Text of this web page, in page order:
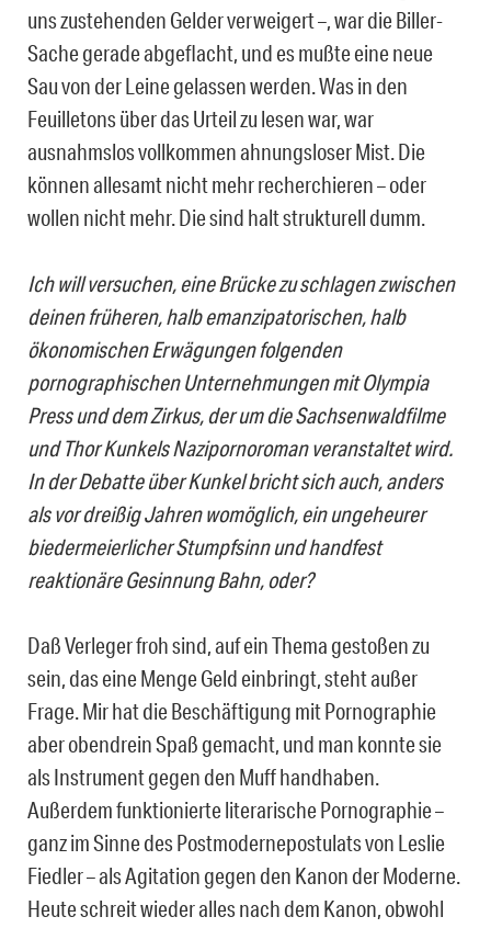
uns zustehenden Gelder verweigert –, war die Biller-
Sache gerade abgeflacht, und es mußte eine neue
Sau von der Leine gelassen werden. Was in den
Feuilletons über das Urteil zu lesen war, war
ausnahmslos vollkommen ahnungsloser Mist. Die
können allesamt nicht mehr recherchieren – oder
wollen nicht mehr. Die sind halt strukturell dumm.
Ich will versuchen, eine Brücke zu schlagen zwischen
deinen früheren, halb emanzipatorischen, halb
ökonomischen Erwägungen folgenden
pornographischen Unternehmungen mit Olympia
Press und dem Zirkus, der um die Sachsenwaldfilme
und Thor Kunkels Nazipornoroman veranstaltet wird.
In der Debatte über Kunkel bricht sich auch, anders
als vor dreißig Jahren womöglich, ein ungeheurer
biedermeierlicher Stumpfsinn und handfest
reaktionäre Gesinnung Bahn, oder?
Daß Verleger froh sind, auf ein Thema gestoßen zu
sein, das eine Menge Geld einbringt, steht außer
Frage. Mir hat die Beschäftigung mit Pornographie
aber obendrein Spaß gemacht, und man konnte sie
als Instrument gegen den Muff handhaben.
Außerdem funktionierte literarische Pornographie –
ganz im Sinne des Postmodernepostulats von Leslie
Fiedler – als Agitation gegen den Kanon der Moderne.
Heute schreit wieder alles nach dem Kanon, obwohl